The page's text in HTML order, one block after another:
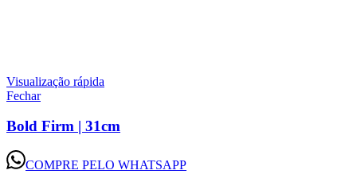
Visualização rápida
Fechar
Bold Firm | 31cm
COMPRE PELO WHATSAPP